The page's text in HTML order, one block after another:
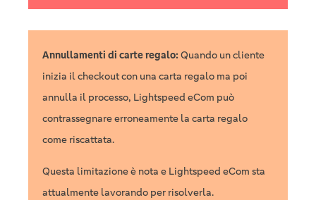
Annullamenti di carte regalo:Quando un cliente
inizia il checkout con una carta regalo ma poi
annulla il processo, Lightspeed eCom può
contrassegnare erroneamente la carta regalo
come riscattata.
Questa limitazione è nota e Lightspeed eCom sta
attualmente lavorando per risolverla.